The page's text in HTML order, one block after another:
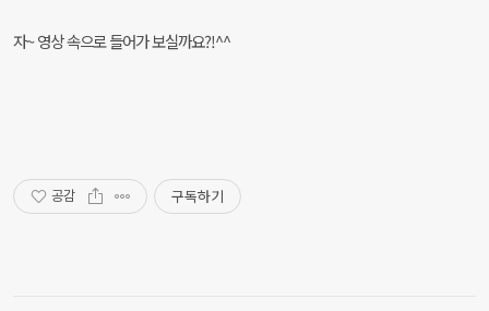
자~ 영상 속으로 들어가 보실까요?!^^
공감 구독하기